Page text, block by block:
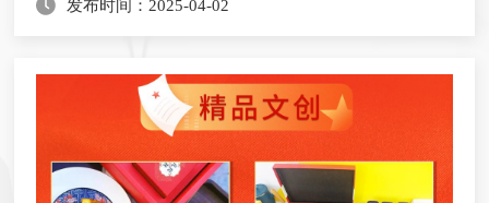
发布时间：2025-04-02